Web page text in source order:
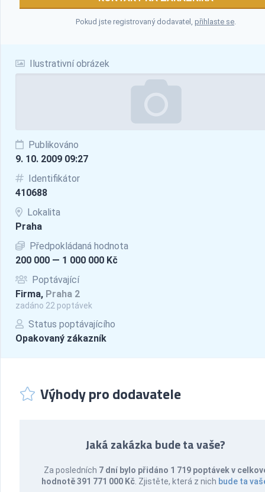
Ilustrativní obrázek
Publikováno
9. 10. 2009 09:27
Identifikátor
410688
Lokalita
Praha
Předpokládaná hodnota
200 000 — 1 000 000 Kč
Poptávající
Firma, Praha 2
zadáno 22 poptávek
Status poptávajícího
Opakovaný zákazník
Pokud jste registrovaný dodavatel, přihlaste se.
Výhody pro dodavatele
Jaká zakázka bude ta vaše?
Za posledních 7 dní bylo přidáno 1 719 poptávek v
hodnotě 391 771 000 Kč . Zjistěte, která z nich bude ta